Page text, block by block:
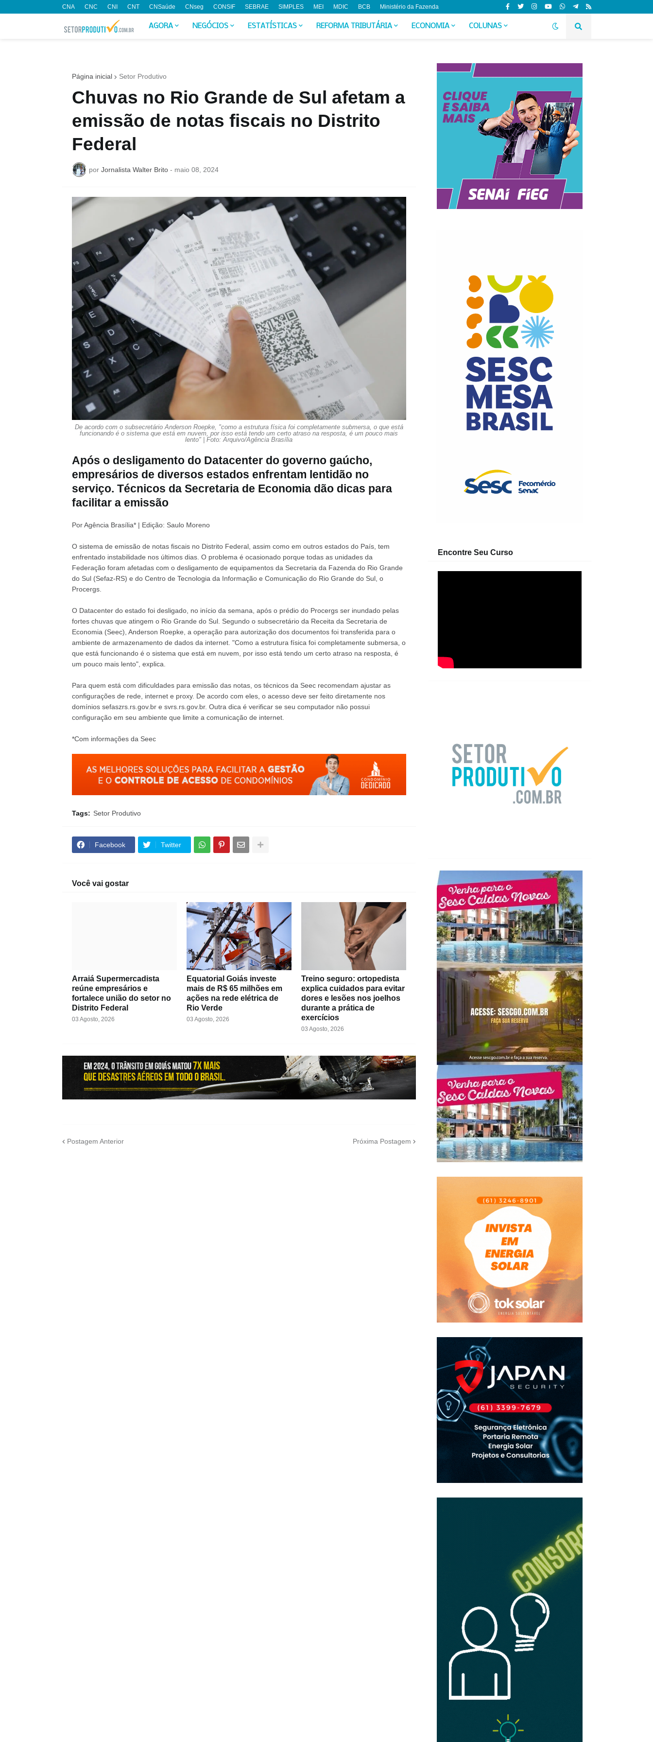
CNA CNC CNI CNT CNSaúde CNseg CONSIF SEBRAE SIMPLES MEI MDIC BCB Ministério da Fazenda
AGORA NEGÓCIOS ESTATÍSTICAS REFORMA TRIBUTÁRIA ECONOMIA COLUNAS
Página inicial Setor Produtivo
Chuvas no Rio Grande de Sul afetam a
emissão de notas fiscais no Distrito
Federal
por Jornalista Walter Brito - maio 08, 2024
De acordo com o subsecretário Anderson Roepke, "como a estrutura física foi completamente submersa, o que está
funcionando é o sistema que está em nuvem, por isso está tendo um certo atraso na resposta, é um pouco mais
lento" | Foto: Arquivo/Agência Brasília
Após o desligamento do Datacenter do governo gaúcho,
empresários de diversos estados enfrentam lentidão no
serviço. Técnicos da Secretaria de Economia dão dicas para
facilitar a emissão
Por Agência Brasília* | Edição: Saulo Moreno
O sistema de emissão de notas fiscais no Distrito Federal, assim como em outros estados do País, tem
enfrentado instabilidade nos últimos dias. O problema é ocasionado porque todas as unidades da
Federação foram afetadas com o desligamento de equipamentos da Secretaria da Fazenda do Rio Grande
do Sul (Sefaz-RS) e do Centro de Tecnologia da Informação e Comunicação do Rio Grande do Sul, o
Procergs.
O Datacenter do estado foi desligado, no início da semana, após o prédio do Procergs ser inundado pelas
fortes chuvas que atingem o Rio Grande do Sul. Segundo o subsecretário da Receita da Secretaria de
Economia (Seec), Anderson Roepke, a operação para autorização dos documentos foi transferida para o
ambiente de armazenamento de dados da internet. "Como a estrutura física foi completamente submersa, o
que está funcionando é o sistema que está em nuvem, por isso está tendo um certo atraso na resposta, é
um pouco mais lento", explica.
Para quem está com dificuldades para emissão das notas, os técnicos da Seec recomendam ajustar as
configurações de rede, internet e proxy. De acordo com eles, o acesso deve ser feito diretamente nos
domínios sefaszrs.rs.gov.bre svrs.rs.gov.br. Outra dica é verificar se seu computador não possui
configuração em seu ambiente que limite a comunicação de internet.
*Com informações da Seec
Tags: Setor Produtivo
Facebook Twitter
Você vai gostar
Arraiá Supermercadista
reúne empresários e
fortalece união do setor no
Distrito Federal
03 Agosto, 2026
Equatorial Goiás investe
mais de R$ 65 milhões em
ações na rede elétrica de
Rio Verde
03 Agosto, 2026
Treino seguro: ortopedista
explica cuidados para evitar
dores e lesões nos joelhos
durante a prática de
exercícios
03 Agosto, 2026
Postagem Anterior Próxima Postagem
Encontre Seu Curso